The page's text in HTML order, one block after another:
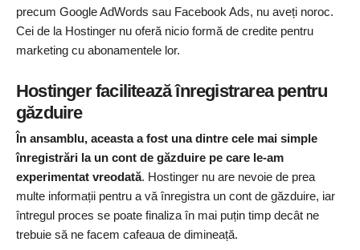
precum Google AdWords sau Facebook Ads, nu aveți noroc.
Cei de la Hostinger nu oferă nicio formă de credite pentru
marketing cu abonamentele lor.
Hostinger facilitează înregistrarea pentru
găzduire
În ansamblu, aceasta a fost una dintre cele mai simple
înregistrări la un cont de găzduire pe care le-am
experimentat vreodată. Hostinger nu are nevoie de prea
multe informații pentru a vă înregistra un cont de găzduire, iar
întregul proces se poate finaliza în mai puțin timp decât ne
trebuie să ne facem cafeaua de dimineață.